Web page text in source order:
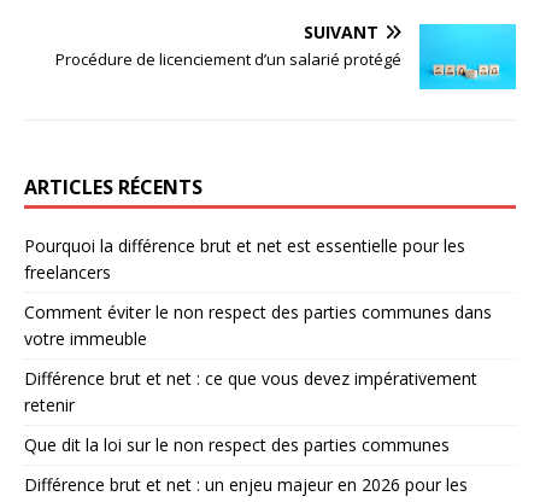
SUIVANT
Procédure de licenciement d’un salarié protégé
ARTICLES RÉCENTS
Pourquoi la différence brut et net est essentielle pour les
freelancers
Comment éviter le non respect des parties communes dans
votre immeuble
Différence brut et net : ce que vous devez impérativement
retenir
Que dit la loi sur le non respect des parties communes
Différence brut et net : un enjeu majeur en 2026 pour les